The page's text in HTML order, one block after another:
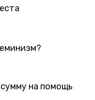
на помощь